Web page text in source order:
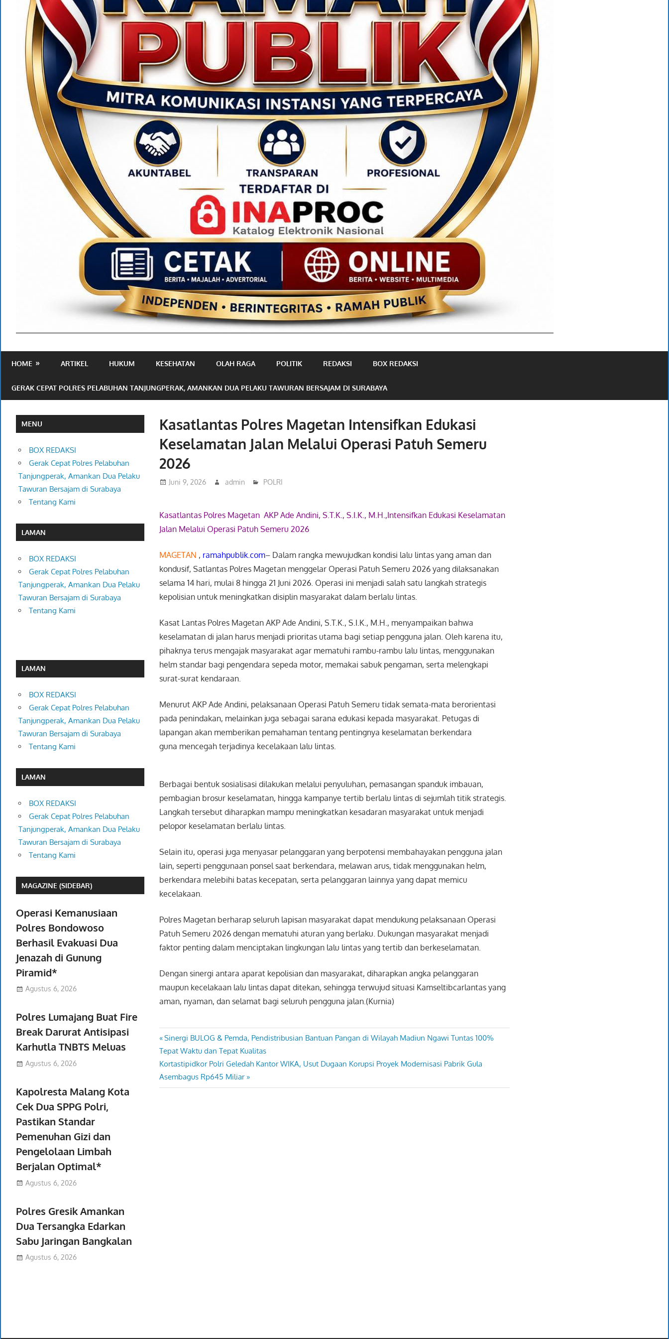
Publik
HOME ARTIKEL HUKUM KESEHATAN OLAH RAGA POLITIK REDAKSI BOX REDAKSI
GERAK CEPAT POLRES PELABUHAN TANJUNGPERAK, AMANKAN DUA PELAKU TAWURAN BERSAJAM DI SURABAYA
Kasatlantas Polres Magetan Intensifkan Edukasi
Keselamatan Jalan Melalui Operasi Patuh Semeru
2026
Juni 9, 2026 admin POLRI
Kasatlantas Polres Magetan AKP Ade Andini, S.T.K., S.I.K., M.H.,Intensifkan Edukasi Keselamatan
Jalan Melalui Operasi Patuh Semeru 2026
MAGETAN , ramahpublik.com– Dalam rangka mewujudkan kondisi lalu lintas yang aman dan
kondusif, Satlantas Polres Magetan menggelar Operasi Patuh Semeru 2026 yang dilaksanakan
selama 14 hari, mulai 8 hingga 21 Juni 2026. Operasi ini menjadi salah satu langkah strategis
kepolisian untuk meningkatkan disiplin masyarakat dalam berlalu lintas.
Kasat Lantas Polres Magetan AKP Ade Andini, S.T.K., S.I.K., M.H., menyampaikan bahwa
keselamatan di jalan harus menjadi prioritas utama bagi setiap pengguna jalan. Oleh karena itu,
pihaknya terus mengajak masyarakat agar mematuhi rambu-rambu lalu lintas, menggunakan
helm standar bagi pengendara sepeda motor, memakai sabuk pengaman, serta melengkapi
surat-surat kendaraan.
Menurut AKP Ade Andini, pelaksanaan Operasi Patuh Semeru tidak semata-mata berorientasi
pada penindakan, melainkan juga sebagai sarana edukasi kepada masyarakat. Petugas di
lapangan akan memberikan pemahaman tentang pentingnya keselamatan berkendara
guna mencegah terjadinya kecelakaan lalu lintas.
Berbagai bentuk sosialisasi dilakukan melalui penyuluhan, pemasangan spanduk imbauan,
pembagian brosur keselamatan, hingga kampanye tertib berlalu lintas di sejumlah titik strategis.
Langkah tersebut diharapkan mampu meningkatkan kesadaran masyarakat untuk menjadi
pelopor keselamatan berlalu lintas.
Selain itu, operasi juga menyasar pelanggaran yang berpotensi membahayakan pengguna jalan
lain, seperti penggunaan ponsel saat berkendara, melawan arus, tidak menggunakan helm,
berkendara melebihi batas kecepatan, serta pelanggaran lainnya yang dapat memicu
kecelakaan.
Polres Magetan berharap seluruh lapisan masyarakat dapat mendukung pelaksanaan Operasi
Patuh Semeru 2026 dengan mematuhi aturan yang berlaku. Dukungan masyarakat menjadi
faktor penting dalam menciptakan lingkungan lalu lintas yang tertib dan berkeselamatan.
Dengan sinergi antara aparat kepolisian dan masyarakat, diharapkan angka pelanggaran
maupun kecelakaan lalu lintas dapat ditekan, sehingga terwujud situasi Kamseltibcarlantas yang
aman, nyaman, dan selamat bagi seluruh pengguna jalan.(Kurnia)
Navigasi
pos
Previous
Post:
Sinergi BULOG & Pemda, Pendistribusian Bantuan Pangan di Wilayah Madiun Ngawi Tuntas 100%
Tepat Waktu dan Tepat Kualitas
Next
Post:
Kortastipidkor Polri Geledah Kantor WIKA, Usut Dugaan Korupsi Proyek Modernisasi Pabrik Gula
Asembagus Rp645 Miliar
MENU
BOX REDAKSI
Gerak Cepat Polres Pelabuhan
Tanjungperak, Amankan Dua Pelaku
Tawuran Bersajam di Surabaya
Tentang Kami
LAMAN
BOX REDAKSI
Gerak Cepat Polres Pelabuhan
Tanjungperak, Amankan Dua Pelaku
Tawuran Bersajam di Surabaya
Tentang Kami
LAMAN
BOX REDAKSI
Gerak Cepat Polres Pelabuhan
Tanjungperak, Amankan Dua Pelaku
Tawuran Bersajam di Surabaya
Tentang Kami
LAMAN
BOX REDAKSI
Gerak Cepat Polres Pelabuhan
Tanjungperak, Amankan Dua Pelaku
Tawuran Bersajam di Surabaya
Tentang Kami
MAGAZINE (SIDEBAR)
Operasi Kemanusiaan
Polres Bondowoso
Berhasil Evakuasi Dua
Jenazah di Gunung
Piramid*
Agustus 6, 2026
Polres Lumajang Buat Fire
Break Darurat Antisipasi
Karhutla TNBTS Meluas
Agustus 6, 2026
Kapolresta Malang Kota
Cek Dua SPPG Polri,
Pastikan Standar
Pemenuhan Gizi dan
Pengelolaan Limbah
Berjalan Optimal*
Agustus 6, 2026
Polres Gresik Amankan
Dua Tersangka Edarkan
Sabu Jaringan Bangkalan
Agustus 6, 2026